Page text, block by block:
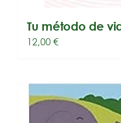
Tu método de
12,00€